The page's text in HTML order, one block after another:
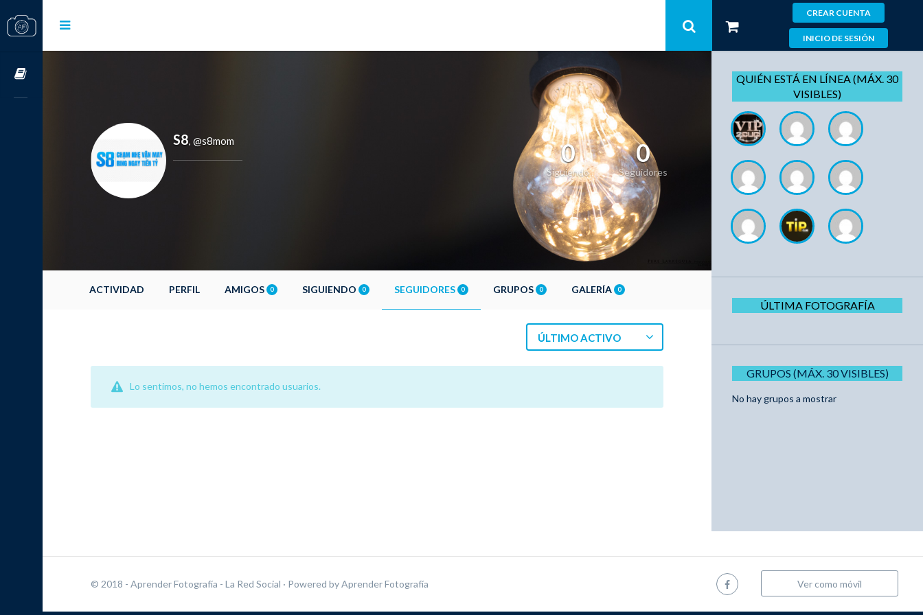
CREAR CUENTA
INICIO DE SESIÓN
S8, @s8mom 0
Siguiendo
0
Seguidores
ACTIVIDAD PERFIL AMIGOS 0 SIGUIENDO 0 SEGUIDORES 0 GRUPOS 0 GALERÍA 0
ÚLTIMO ACTIVO
Lo sentimos, no hemos encontrado usuarios.
QUIÉN ESTÁ EN LÍNEA (MÁX. 30
VISIBLES)
ÚLTIMA FOTOGRAFÍA
GRUPOS (MÁX. 30 VISIBLES)
No hay grupos a mostrar
© 2018 - Aprender Fotografía - La Red Social · Powered byAprender Fotografía